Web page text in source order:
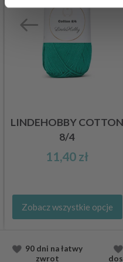
LINDEHOBBY COTTON
8/4
11,40 zł
Zobacz wszystkie opcje
90 dni na łatwy
zwrot